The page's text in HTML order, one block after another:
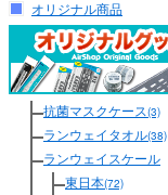
オリジナル商品
抗菌マスクケース(3)
ランウェイタオル(38)
ランウェイスケール
東日本(72)